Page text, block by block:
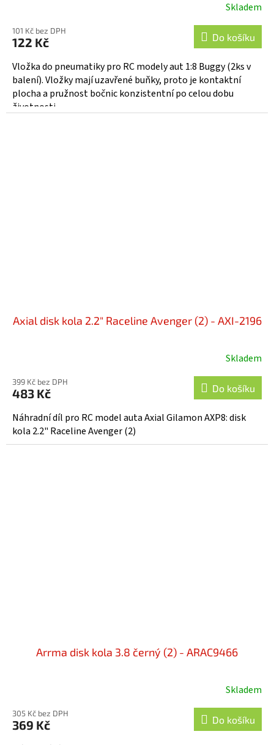
Skladem
101 Kč bez DPH
122 Kč Do košíku
Vložka do pneumatiky pro RC modely aut 1:8 Buggy (2ks v
balení). Vložky mají uzavřené buňky, proto je kontaktní
plocha a pružnost bočnic konzistentní po celou dobu
životnosti...
Axial disk kola 2.2" Raceline Avenger (2) - AXI-2196
Skladem
399 Kč bez DPH
483 Kč Do košíku
Náhradní díl pro RC model auta Axial Gilamon AXP8: disk
kola 2.2" Raceline Avenger (2)
Arrma disk kola 3.8 černý (2) - ARAC9466
Skladem
305 Kč bez DPH
369 Kč Do košíku